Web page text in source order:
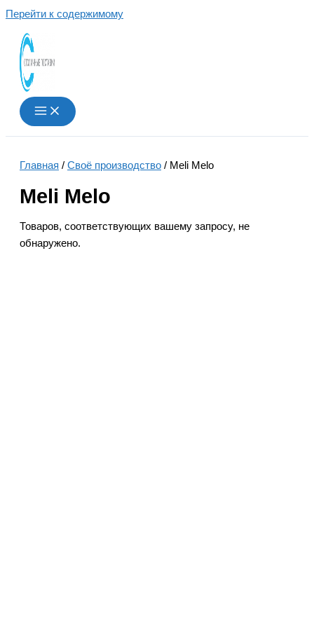
Перейти к содержимому
Главная / Своё производство / Meli Melo
Meli Melo
Товаров, соответствующих вашему запросу, не
обнаружено.